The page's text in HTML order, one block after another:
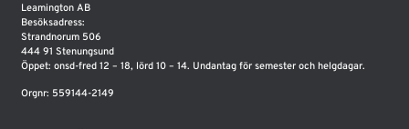
Leamington AB
Besöksadress:
Strandnorum 506
444 91 Stenungsund
Öppet: onsd-fred 12 – 18, lörd 10 – 14. Undantag för semester och helgdagar.
Orgnr: 559144-2149